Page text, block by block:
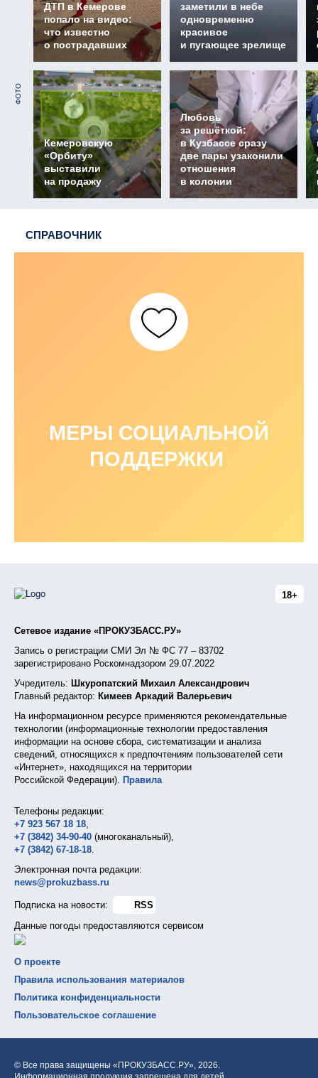
ДТП в Кемерове
попало на видео:
что известно
о пострадавших
заметили в небе
одновременно
красивое
и пугающее зрелище
ФОТО
Кемеровскую
«Орбиту»
выставили
на продажу
Любовь
за решёткой:
в Кузбассе сразу
две пары узаконили
отношения
в колонии
СПРАВОЧНИК
МЕРЫ СОЦИАЛЬНОЙ
ПОДДЕРЖКИ
18+
Сетевое издание «ПРОКУЗБАСС.РУ»
Запись о регистрации СМИ Эл № ФС 77 – 83702
зарегистрировано Роскомнадзором 29.07.2022
Учредитель: Шкуропатский Михаил Александрович
Главный редактор: Кимеев Аркадий Валерьевич
На информационном ресурсе применяются рекомендательные
технологии (информационные технологии предоставления
информации на основе сбора, систематизации и анализа
сведений, относящихся к предпочтениям пользователей сети
«Интернет», находящихся на территории
Российской Федерации). Правила
Телефоны редакции:
+7 923 567 18 18,
+7 (3842) 34-90-40 (многоканальный),
+7 (3842) 67-18-18.
Электронная почта редакции:
news@prokuzbass.ru
Подписка на новости:
RSS
Данные погоды предоставляются сервисом
О проекте
Правила использования материалов
Политика конфиденциальности
Пользовательское соглашение
© Все права защищены «ПРОКУЗБАСС.РУ», 2026.